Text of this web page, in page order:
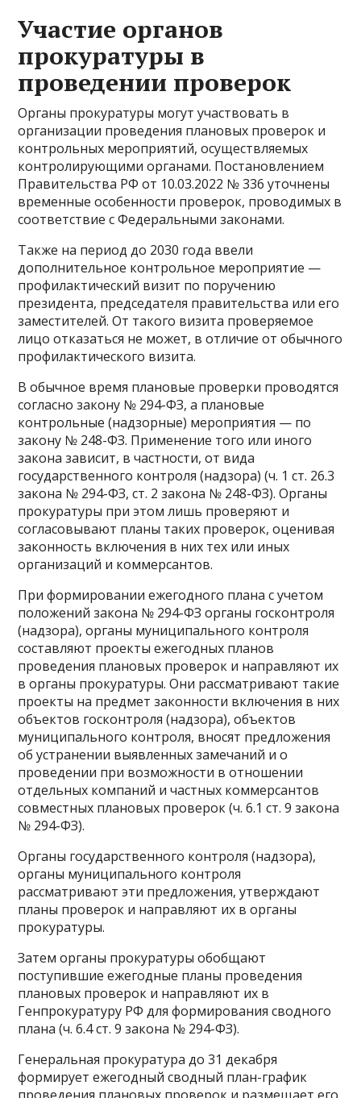
Участие органов
прокуратуры в
проведении проверок
Органы прокуратуры могут участвовать в
организации проведения плановых проверок и
контрольных мероприятий, осуществляемых
контролирующими органами. Постановлением
Правительства РФ от 10.03.2022 № 336 уточнены
временные особенности проверок, проводимых в
соответствие с Федеральными законами.
Также на период до 2030 года ввели
дополнительное контрольное мероприятие —
профилактический визит по поручению
президента, председателя правительства или его
заместителей. От такого визита проверяемое
лицо отказаться не может, в отличие от обычного
профилактического визита.
В обычное время плановые проверки проводятся
согласно закону № 294-ФЗ, а плановые
контрольные (надзорные) мероприятия — по
закону № 248-ФЗ. Применение того или иного
закона зависит, в частности, от вида
государственного контроля (надзора) (ч. 1 ст. 26.3
закона № 294-ФЗ, ст. 2 закона № 248-ФЗ). Органы
прокуратуры при этом лишь проверяют и
согласовывают планы таких проверок, оценивая
законность включения в них тех или иных
организаций и коммерсантов.
При формировании ежегодного плана с учетом
положений закона № 294-ФЗ органы госконтроля
(надзора), органы муниципального контроля
составляют проекты ежегодных планов
проведения плановых проверок и направляют их
в органы прокуратуры. Они рассматривают такие
проекты на предмет законности включения в них
объектов госконтроля (надзора), объектов
муниципального контроля, вносят предложения
об устранении выявленных замечаний и о
проведении при возможности в отношении
отдельных компаний и частных коммерсантов
совместных плановых проверок (ч. 6.1 ст. 9 закона
№ 294-ФЗ).
Органы государственного контроля (надзора),
органы муниципального контроля
рассматривают эти предложения, утверждают
планы проверок и направляют их в органы
прокуратуры.
Затем органы прокуратуры обобщают
поступившие ежегодные планы проведения
плановых проверок и направляют их в
Генпрокуратуру РФ для формирования сводного
плана (ч. 6.4 ст. 9 закона № 294-ФЗ).
Генеральная прокуратура до 31 декабря
формирует ежегодный сводный план-график